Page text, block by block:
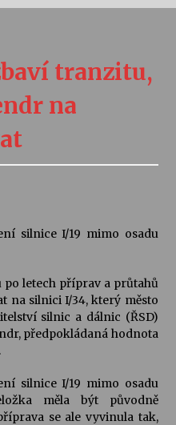
Josefíny Duškové: Stávám se
8. 2026
Stromovce: Kolchoz a
tranzitu,
na
silnice I/19 mimo osadu
po letech příprav a průtahů
na silnici I/34, který město
silnic a dálnic (ŘSD)
předpokládaná hodnota
silnice I/19 mimo osadu
měla být původně
se ale vyvinula tak,